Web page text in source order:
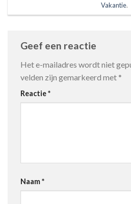
Vakantie.
Geef een reactie
Het e-mailadres wordt niet
velden zijn gemarkeerd met *
Reactie*
Naam*